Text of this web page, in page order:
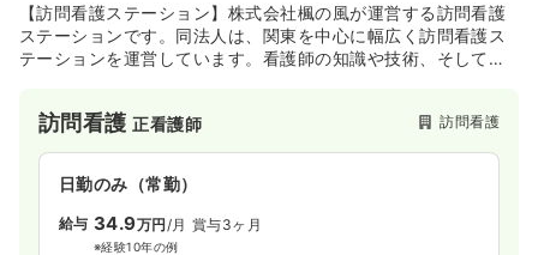
【訪問看護ステーション】株式会社楓の風が運営する訪問看護
ステーションです。同法人は、関東を中心に幅広く訪問看護ス
テーションを運営しています。看護師の知識や技術、そして経
訪問看護正看護師 訪問看護
日勤のみ（常勤）
給与 34.9万円 /月 賞与3ヶ月
※経験10年の例